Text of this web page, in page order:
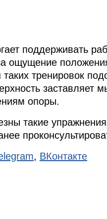
поддерживать
ощущение
тренировок
заставляет
опоры.
такие
, ВКонтакте